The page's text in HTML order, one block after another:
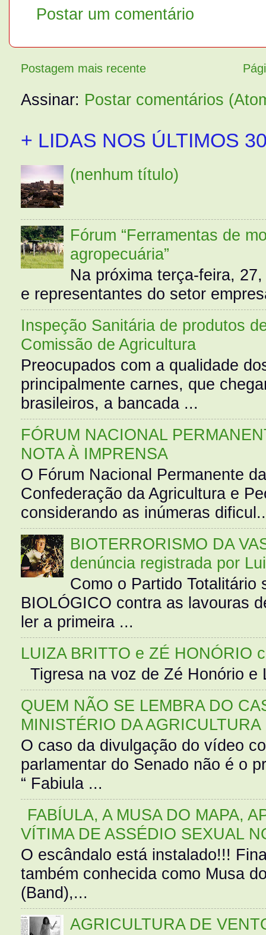
Postar um comentário
Postagem mais recente
Assinar: Postar comentários
+ LIDAS NOS ÚLTIMOS
(nenhum título)
Fórum “Ferramentas de
agropecuária”
Na próxima terça-feira,
e representantes do setor
Inspeção Sanitária de produtos
Comissão de Agricultura
Preocupados com a qualidade
principalmente carnes, que
brasileiros, a bancada ...
FÓRUM NACIONAL
NOTA À IMPRENSA
O Fórum Nacional Permanente
Confederação da Agricultura e
considerando as inúmeras
BIOTERRORISMO DA
denúncia registrada por
Como o Partido Totalitário
BIOLÓGICO contra as lavouras
ler a primeira ...
LUIZA BRITTO e ZÉ HONÓRIO
Tigresa na voz de Zé Honório
QUEM NÃO SE LEMBRA DO
MINISTÉRIO DA AGRICULTURA
O caso da divulgação do vídeo
parlamentar do Senado não é o
“ Fabiula ...
FABÍULA, A MUSA DO MAPA,
VÍTIMA DE ASSÉDIO SEXUAL
O escândalo está instalado!!!
também conhecida como Musa
(Band),...
AGRICULTURA DE